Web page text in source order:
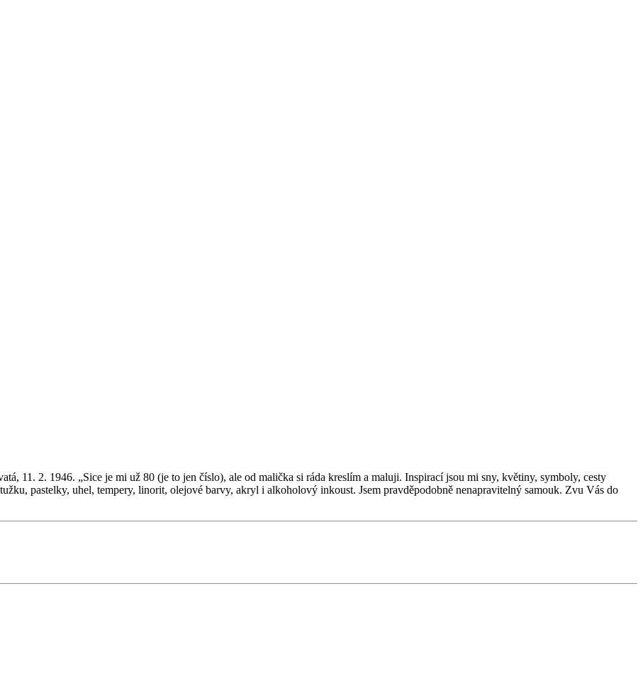
11. 2. 1946. „Sice je mi už 80 (je to jen číslo), ale od malička si ráda kreslím a maluji. Inspirací jsou mi sny, květiny, symboly, cesty
pastelky, uhel, tempery, linorit, olejové barvy, akryl i alkoholový inkoust. Jsem pravděpodobně nenapravitelný samouk. Zvu Vás do